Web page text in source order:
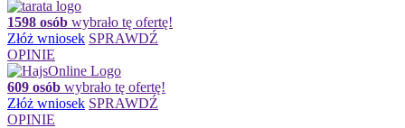
1598 osób wybrało tę ofertę!
Złóż wniosek SPRAWDŹ
OPINIE
609 osób wybrało tę ofertę!
Złóż wniosek SPRAWDŹ
OPINIE